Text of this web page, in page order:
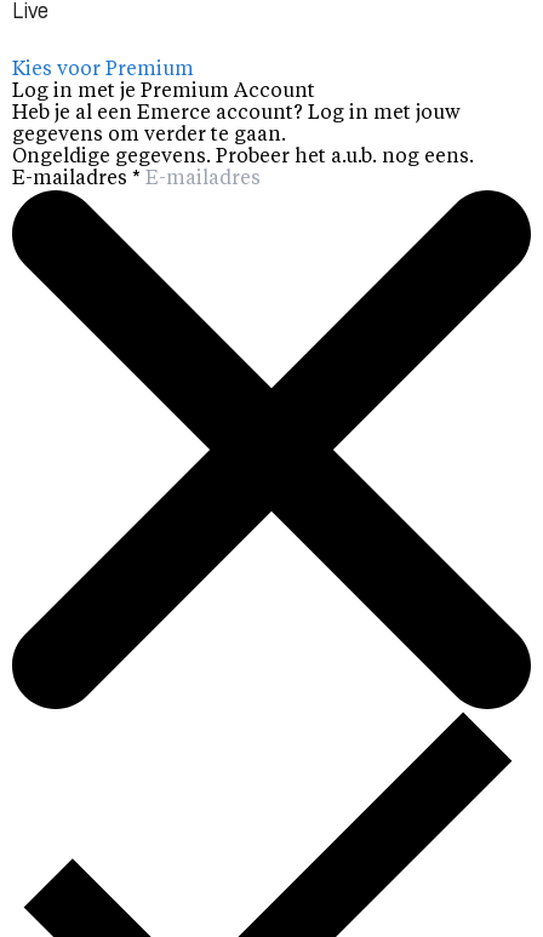
Live
Kies voor Premium
Log in met je Premium Account
Heb je al een Emerce account? Log in met jouw
gegevens om verder te gaan.
Ongeldige gegevens. Probeer het a.u.b. nog eens.
E-mailadres *